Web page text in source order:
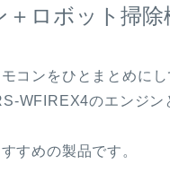
ロボット掃除
コンをひとまとめにし
WFIREX4のエンジ
すめの製品です。